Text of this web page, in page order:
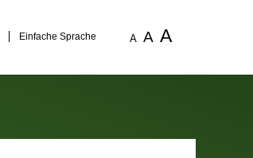
Einfache Sprache A A A